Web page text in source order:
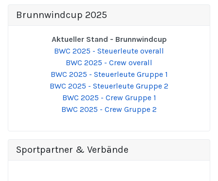
Brunnwindcup 2025
Aktueller Stand - Brunnwindcup
BWC 2025 - Steuerleute overall
BWC 2025 - Crew overall
BWC 2025 - Steuerleute Gruppe 1
BWC 2025 - Steuerleute Gruppe 2
BWC 2025 - Crew Gruppe 1
BWC 2025 - Crew Gruppe 2
Sportpartner & Verbände